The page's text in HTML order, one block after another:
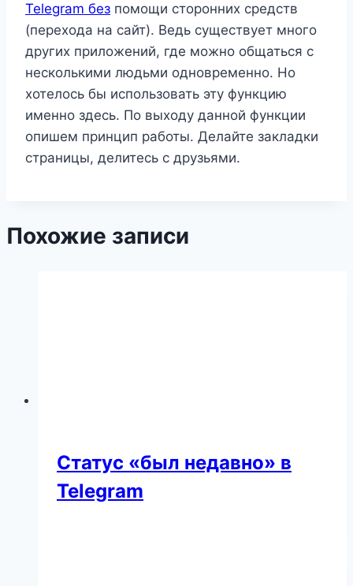
Telegram без помощи сторонних средств
(перехода на сайт). Ведь существует много
других приложений, где можно общаться с
несколькими людьми одновременно. Но
хотелось бы использовать эту функцию
именно здесь. По выходу данной функции
опишем принцип работы. Делайте закладки
страницы, делитесь с друзьями.
Похожие записи
Статус «был недавно» в
Telegram